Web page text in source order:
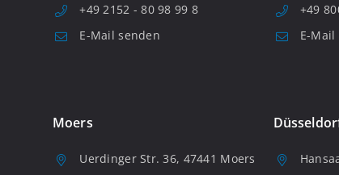
+49 2152 - 80 98 99 8
E-Mail senden
+49
E-Mail
Moers
Uerdinger Str. 36, 47441 Moers